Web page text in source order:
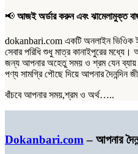
📢 আজই অর্ডার করুন এবং ঝামেলামুক্ত
dokanbari.com একটি অনলাইন ভিওিক
সেবার পরিধি শুধু মাত্র কানাইপুরের
জন্য আপনার অহেতু সময় ও শ্রম যেন
পণ্য সামগ্রি পৌছে দিয়ে আপনার
বাঁচবে আপনার সময়,শ্রম ও অর্থ…..
Dokanbari.com – আপনার